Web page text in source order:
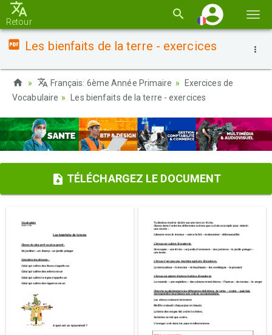
la
Retour
Les bienfaits de la terre - exercices
Français: 6ème Année Primaire
Exercices de
Vocabulaire
Les bienfaits de la terre - exercices
TÉLÉCHARGEZ LE DOCUMENT